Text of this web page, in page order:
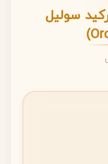
داده است.
سولیل